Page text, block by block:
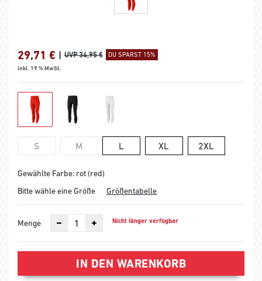
29,71 € | UVP 34,95 € DU SPARST 15%
inkl. 19 % MwSt.
S M L XL 2XL
Gewählte Farbe: rot (red)
Bitte wähle eine Größe
Größentabelle
Menge Nicht länger verfügbar
IN DEN WARENKORB